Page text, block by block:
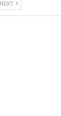
NEXT